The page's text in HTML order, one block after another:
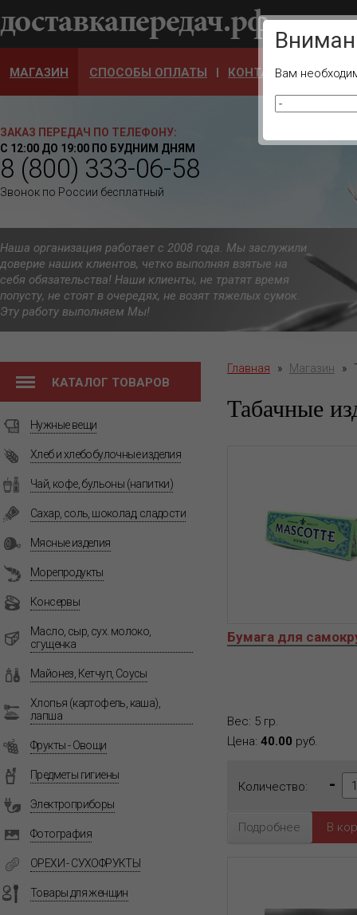
Ваш
МАГАЗИН СПОСОБЫ ОПЛАТЫ КОНТАКТЫ
ЗАКАЗ ПЕРЕДАЧ ПО ТЕЛЕФОНУ:
С 12:00 ДО 19:00 ПО БУДНИМ ДНЯМ
8 (800) 333-06-58
Звонок по России бесплатный
Наша организация работает с 2008 года. Мы заслужили
доверие наших клиентов, четко выполняя взятые на
себя обязательства! Наши клиенты, не тратят время
попусту, не стоят в очередях, не возят тяжелых сумок.
Эту работу выполняем Мы!
КАТАЛОГ ТОВАРОВ
Нужные вещи
Хлеб и хлебобулочные изделия
Чай, кофе, бульоны (напитки)
Сахар, соль, шоколад, сладости
Мясные изделия
Морепродукты
Консервы
Масло, сыр, сух. молоко,
сгущенка
Майонез, Кетчуп, Соусы
Хлопья (картофель, каша),
лапша
Фрукты - Овощи
Предметы гигиены
Электроприборы
Фотография
ОРЕХИ - СУХОФРУКТЫ
Товары для женщин
Главная » Магазин »
Табачные
Бумага для
Вес: 5 гр.
Цена: 40.00 руб.
Количество: -
Подробнее
Вам